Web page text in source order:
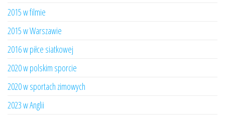
2015 w filmie
2015 w Warszawie
2016 w piłce siatkowej
2020 w polskim sporcie
2020 w sportach zimowych
2023 w Anglii